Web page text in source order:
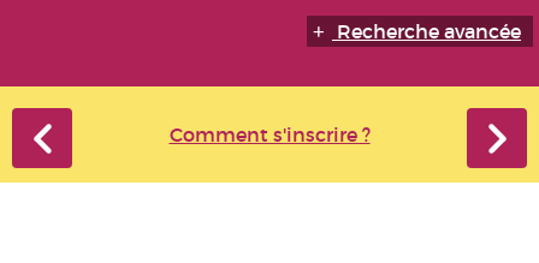
Recherche avancée
Comment s'inscrire ?